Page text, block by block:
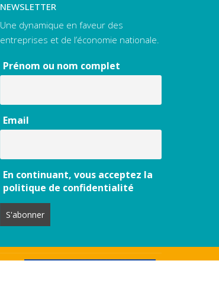
NEWSLETTER
Une dynamique en faveur des
entreprises et de l’économie nationale.
Prénom ou nom complet
Email
En continuant, vous acceptez la
politique de confidentialité